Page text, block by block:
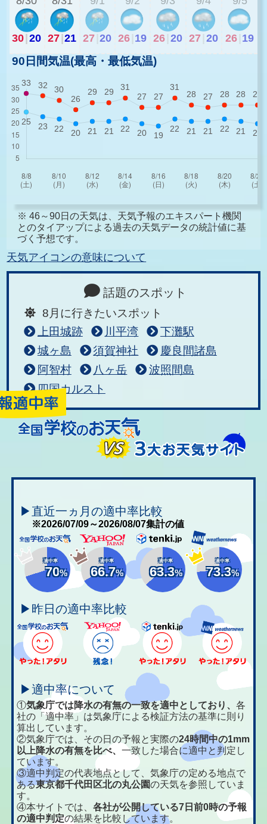
30|20 27|21 27 20 26 19 26 20 27 20 26 19
90日間気温(最高・最低気温)
※ 46～90日の天気は、天気予報のエキスパート機関
とのタイアップによる過去の天気データの統計値に基
づく予想です。
天気アイコンの意味について
話題のスポット
8月に行きたいスポット
上田城跡
川平湾
下灘駅
城ヶ島
須賀神社
慶良間諸島
阿智村
八ヶ岳
波照間島
四国カルスト
▶直近一ヵ月の適中率比較
※2026/07/09～2026/08/07集計の値
適中率
70%
適中率
66.7%
適中率
63.3%
適中率
73.3%
▶昨日の適中率比較
▶適中率について
①気象庁では降水の有無の一致を適中としており、各
社の「適中率」は気象庁による検証方法の基準に則り
算出しています。
②気象庁では、その日の予報と実際の24時間中の1mm
以上降水の有無を比べ、一致した場合に適中と判定し
ています。
③適中判定の代表地点として、気象庁の定める地点で
ある東京都千代田区北の丸公園の天気を参照していま
す。
④本サイトでは、各社が公開している7日前0時の予報
の適中判定の結果を比較しています。